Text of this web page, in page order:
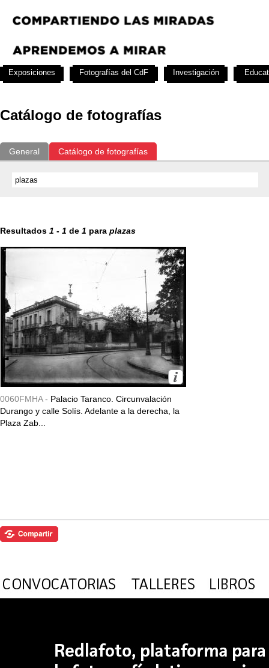
Catálogo de fotografías
General Catálogo de fotografías
Resultados 1 - 1 de 1 para plazas
0060FMHA - Palacio Taranco. Circunvalación
Durango y calle Solís. Adelante a la derecha, la
Plaza Zab...
Exposiciones Fotografías del CdF Investigación